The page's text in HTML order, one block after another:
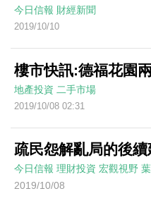
今日信報 財經新聞
2019/10/10
樓市快訊:德福花園
地產投資 二手市場
2019/10/08 02:31
疏民怨解亂局的後續
今日信報 理財投資 宏觀視野
2019/10/08